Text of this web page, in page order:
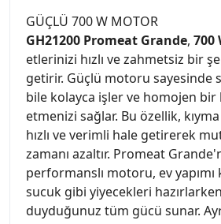
GÜÇLÜ 700 W MOTOR
GH21200 Promeat Grande, 700
etlerinizi hızlı ve zahmetsiz bir
getirir. Güçlü motoru sayesinde
bile kolayca işler ve homojen bir
etmenizi sağlar. Bu özellik,
hızlı ve verimli hale getirerek
zamanı azaltır. Promeat
performanslı motoru, ev
sucuk gibi yiyecekleri
duyduğunuz tüm gücü sunar.